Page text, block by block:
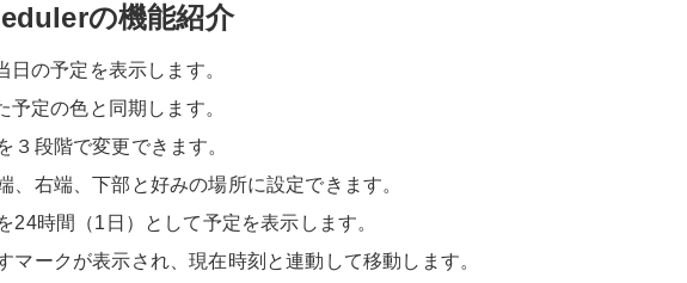
の機能紹介
日の予定を表示します。
予定の色と同期します。
３段階で変更できます。
、右端、下部と好みの場所に設定できます。
24時間（1日）として予定を表示します。
マークが表示され、現在時刻と連動して移動します。